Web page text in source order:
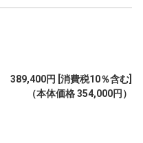
389,400円 [消費税10％含む]
（本体価格 354,000円）